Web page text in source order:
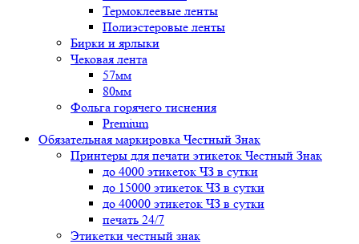
Термоклеевые ленты
Полиэстеровые ленты
Бирки и ярлыки
Чековая лента
57мм
80мм
Фольга горячего тиснения
Premium
Обязательная маркировка Честный Знак
Принтеры для печати этикеток Честный Знак
до 4000 этикеток ЧЗ в сутки
до 15000 этикеток ЧЗ в сутки
до 40000 этикеток ЧЗ в сутки
печать 24/7
Этикетки честный знак